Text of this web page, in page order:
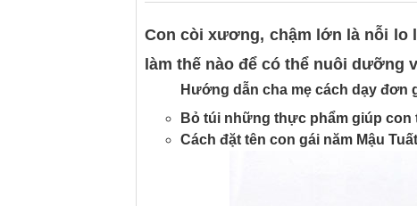
Con còi xương, chậm lớn là nỗi lo
làm thế nào để có thể nuôi dưỡng
Hướng dẫn cha mẹ cách dạy đơn
Bỏ túi những thực phẩm giúp con
Cách đặt tên con gái năm Mậu